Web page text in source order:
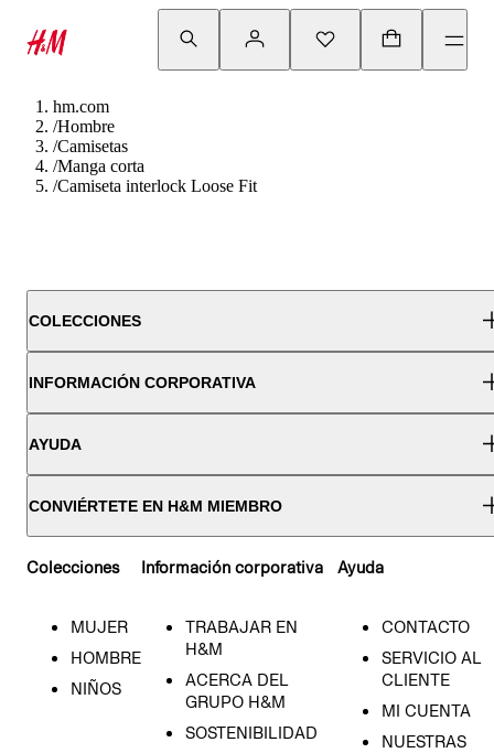
hm.com
/Hombre
/Camisetas
/Manga corta
/Camiseta interlock Loose Fit
COLECCIONES
INFORMACIÓN CORPORATIVA
AYUDA
CONVIÉRTETE EN H&M MIEMBRO
Colecciones
MUJER
HOMBRE
NIÑOS
Información corporativa
TRABAJAR EN
H&M
ACERCA DEL
GRUPO H&M
SOSTENIBILIDAD
Ayuda
CONTACTO
SERVICIO AL
CLIENTE
MI CUENTA
NUESTRAS